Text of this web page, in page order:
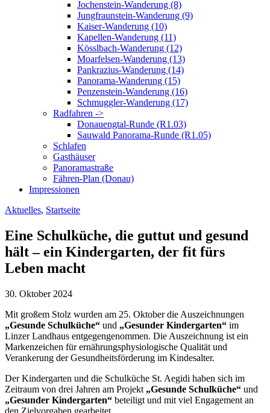
Jochenstein-Wanderung (8)
Jungfraunstein-Wanderung (9)
Kaiser-Wanderung (10)
Kapellen-Wanderung (11)
Kösslbach-Wanderung (12)
Moarfelsen-Wanderung (13)
Pankrazius-Wanderung (14)
Panorama-Wanderung (15)
Penzenstein-Wanderung (16)
Schmuggler-Wanderung (17)
Radfahren ->
Donauengtal-Runde (R1.03)
Sauwald Panorama-Runde (R1.05)
Schlafen
Gasthäuser
Panoramastraße
Fähren-Plan (Donau)
Impressionen
Aktuelles, Startseite
Eine Schulküche, die guttut und gesund
hält – ein Kindergarten, der fit fürs
Leben macht
30. Oktober 2024
Mit großem Stolz wurden am 25. Oktober die Auszeichnungen
„Gesunde Schulküche“ und „Gesunder Kindergarten“ im
Linzer Landhaus entgegengenommen. Die Auszeichnung ist ein
Markenzeichen für ernährungsphysiologische Qualität und
Verankerung der Gesundheitsförderung im Kindesalter.
Der Kindergarten und die Schulküche St. Aegidi haben sich im
Zeitraum von drei Jahren am Projekt „Gesunde Schulküche“ und
„Gesunder Kindergarten“ beteiligt und mit viel Engagement an
den Zielvorgaben gearbeitet.